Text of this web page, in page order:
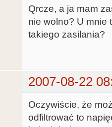
Qrcze, a ja mam
nie wolno? U mnie
takiego zasilania?
2007-08-22
Oczywiście, że
odfiltrować to